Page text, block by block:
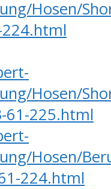
Hosen/
Hosen/
61-225.html
Hosen/
224.html